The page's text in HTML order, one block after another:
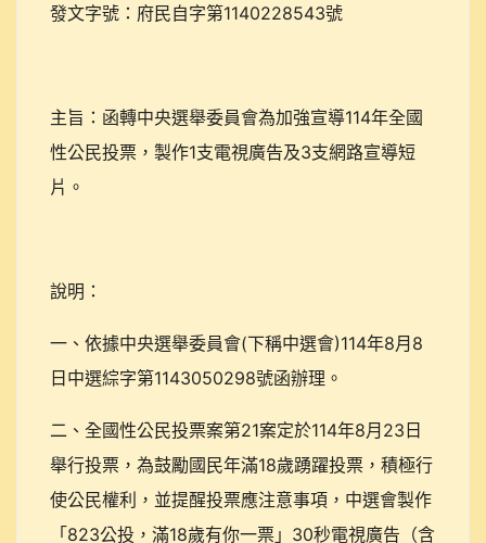
發文字號：府民自字第1140228543號
主旨：函轉中央選舉委員會為加強宣導114年全國
性公民投票，製作1支電視廣告及3支網路宣導短
片。
說明：
一、依據中央選舉委員會(下稱中選會)114年8月8
日中選綜字第1143050298號函辦理。
二、全國性公民投票案第21案定於114年8月23日
舉行投票，為鼓勵國民年滿18歲踴躍投票，積極行
使公民權利，並提醒投票應注意事項，中選會製作
「823公投，滿18歲有你一票」30秒電視廣告（含